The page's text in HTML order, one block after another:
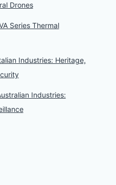
Drones
Series Thermal
Industries: Heritage,
Industries: